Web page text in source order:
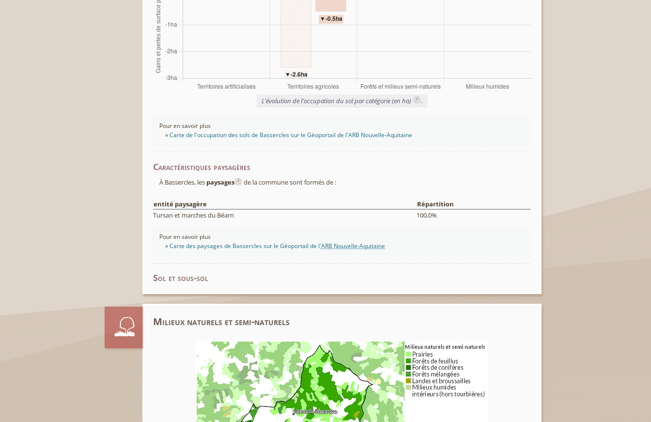
L'évolution de l'occupation du sol par catégorie (en ha) i .
Pour en savoir plus
Carte de l'occupation des sols de Bassercles sur le Géoportail de l'ARB Nouvelle-Aquitaine
Caractéristiques paysagères
À Bassercles, les paysages i de la commune sont formés de :
entité paysagère
Répartition
Tursan et marches du Béarn
100,0%
Pour en savoir plus
Carte des paysages de Bassercles sur le Géoportail de l'ARB Nouvelle-Aquitaine
Sol et sous-sol
Milieux naturels et semi-naturels